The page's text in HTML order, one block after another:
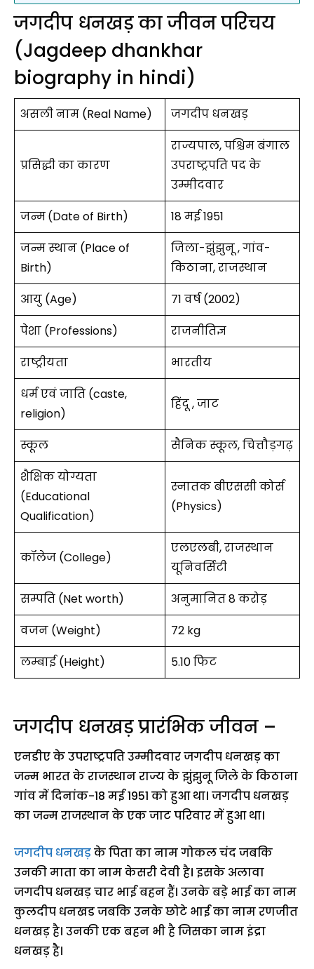
जगदीप धनखड़ का जीवन परिचय
(Jagdeep dhankhar
biography in hindi)
असली नाम (Real Name) जगदीप धनखड़
प्रसिद्धी का कारण
राज्यपाल, पश्चिम बंगाल
उपराष्ट्रपति पद के
उम्मीदवार
जन्म(Date of Birth)
18 मई 1951
जन्म स्थान (Place of
Birth)
जिला-झुंझुनू , गांव-
किठाना, राजस्थान
आयु (Age)
71 वर्ष (2002)
पेशा (Professions)
राजनीतिज्ञ
राष्ट्रीयता
भारतीय
धर्म एवं जाति (caste,
religion)
हिंदू , जाट
स्कूल
सैनिक स्कूल, चित्तौड़गढ़
शैक्षिक योग्यता
(Educational
Qualification)
स्नातक बीएससी कोर्स
(Physics)
कॉलेज (College)
एलएलबी, राजस्थान
यूनिवर्सिटी
सम्पति (Net worth)
अनुमानित ₹8 करोड़
वजन (Weight)
72 kg
लम्बाई (Height)
5.10 फिट
जगदीप धनखड़ प्रारंभिक जीवन –
एनडीए के उपराष्ट्रपति उम्मीदवार जगदीप धनखड़ का
जन्म भारत के राजस्थान राज्य के झुंझुनू जिले के किठाना
गांव में दिनांक-18 मई 1951 को हुआ था। जगदीप धनखड़
का जन्म राजस्थान के एक जाट परिवार में हुआ था।
जगदीप धनखड़के पिता का नाम गोकल चंद जबकि
उनकी माता का नाम केसरी देवी है। इसके अलावा
जगदीप धनखड़ चार भाई बहन हैं। उनके बड़े भाई का नाम
कुलदीप धनखड जबकि उनके छोटे भाई का नाम रणजीत
धनखड़ है। उनकी एक बहन भी है जिसका नाम इंद्रा
धनखड़ है।